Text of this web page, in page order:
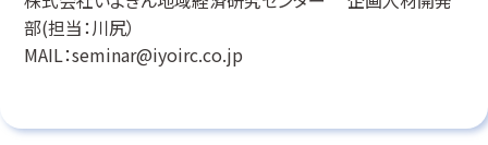
部(担当：川尻）
MAIL：seminar@iyoirc.co.jp